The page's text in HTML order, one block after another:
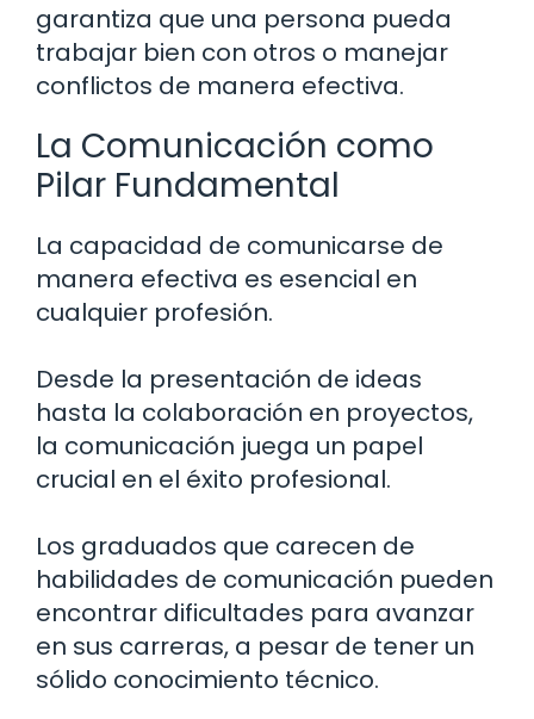
garantiza que una persona pueda
trabajar bien con otros o manejar
conflictos de manera efectiva.
La Comunicación como
Pilar Fundamental
La capacidad de comunicarse de
manera efectiva es esencial en
cualquier profesión.
Desde la presentación de ideas
hasta la colaboración en proyectos,
la comunicación juega un papel
crucial en el éxito profesional.
Los graduados que carecen de
habilidades de comunicación pueden
encontrar dificultades para avanzar
en sus carreras, a pesar de tener un
sólido conocimiento técnico.